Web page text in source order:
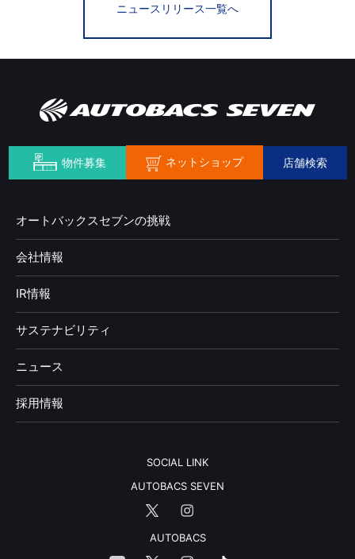
ニュースリリース一覧へ
物件募集 ネットショップ 店舗検索
オートバックスセブンの挑戦
会社情報
IR情報
サステナビリティ
ニュース
採用情報
SOCIAL LINK
AUTOBACS SEVEN
AUTOBACS